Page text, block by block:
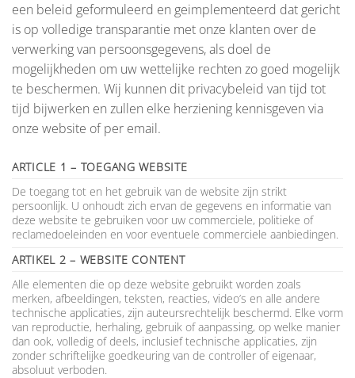
een beleid geformuleerd en geimplementeerd dat gericht
is op volledige transparantie met onze klanten over de
verwerking van persoonsgegevens, als doel de
mogelijkheden om uw wettelijke rechten zo goed mogelijk
te beschermen. Wij kunnen dit privacybeleid van tijd tot
tijd bijwerken en zullen elke herziening kennisgeven via
onze website of per email.
ARTICLE 1 – TOEGANG WEBSITE
De toegang tot en het gebruik van de website zijn strikt
persoonlijk. U onhoudt zich ervan de gegevens en informatie van
deze website te gebruiken voor uw commerciele, politieke of
reclamedoeleinden en voor eventuele commerciele aanbiedingen.
ARTIKEL 2 – WEBSITE CONTENT
Alle elementen die op deze website gebruikt worden zoals
merken, afbeeldingen, teksten, reacties, video’s en alle andere
technische applicaties, zijn auteursrechtelijk beschermd. Elke vorm
van reproductie, herhaling, gebruik of aanpassing, op welke manier
dan ook, volledig of deels, inclusief technische applicaties, zijn
zonder schriftelijke goedkeuring van de controller of eigenaar,
absoluut verboden.